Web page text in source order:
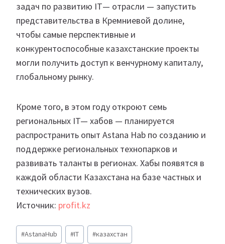
задач по развитию IТ— отрасли — запустить
представительства в Кремниевой долине,
чтобы самые перспективные и
конкурентоспособные казахстанские проекты
могли получить доступ к венчурному капиталу,
глобальному рынку.
Кроме того, в этом году откроют семь
региональных IT— хабов — планируется
распространить опыт Astana Hab по созданию и
поддержке региональных технопарков и
развивать таланты в регионах. Хабы появятся в
каждой области Казахстана на базе частных и
технических вузов.
Источник: profit.kz
Метки
#AstanaHub #IT #казахстан